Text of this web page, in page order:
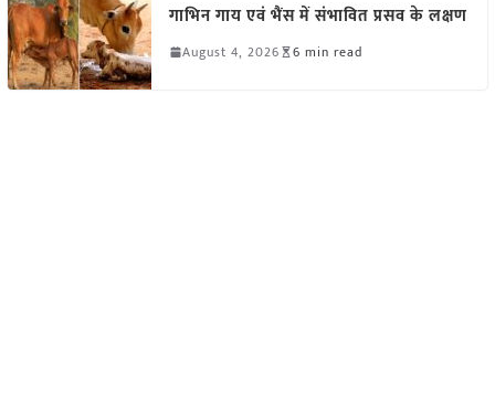
गाभिन गाय एवं भैंस में संभावित प्रसव के लक्षण
August 4, 2026 6 min read